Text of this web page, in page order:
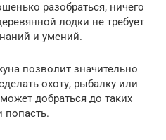
разобраться, ничего
лодки не требует
и умений.
позволит значительно
охоту, рыбалку или
добраться до таких
попасть.